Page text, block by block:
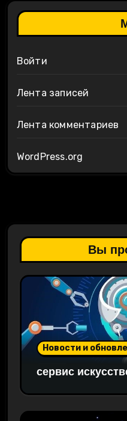
Войти
Лента записей
Лента комментариев
WordPress.org
Вы
Новости и
сервис